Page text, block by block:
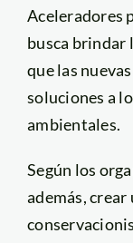
Aceleradores
busca brindar
que las
soluciones a
ambientales.
Según los
además, crear